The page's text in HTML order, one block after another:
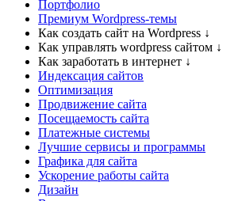
Портфолио
Премиум Wordpress-темы
Как создать сайт на Wordpress ↓
Как управлять wordpress сайтом ↓
Как заработать в интернет ↓
Индексация сайтов
Оптимизация
Продвижение сайта
Посещаемость сайта
Платежные системы
Лучшие сервисы и программы
Графика для сайта
Ускорение работы сайта
Дизайн